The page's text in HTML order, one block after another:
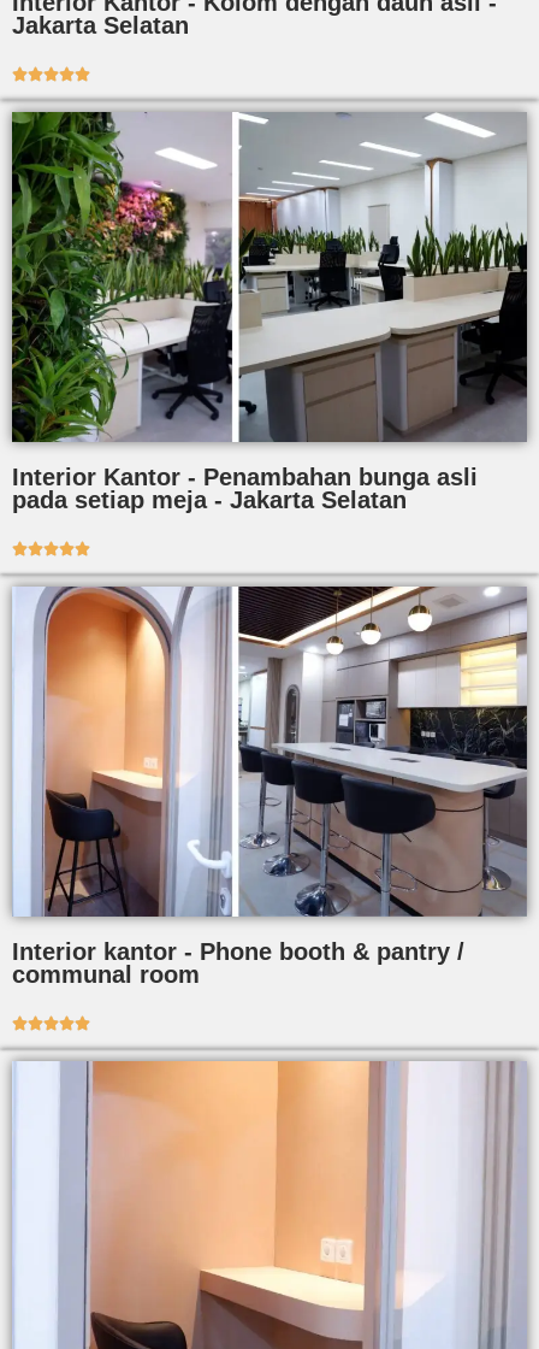
Jakarta Selatan

Interior Kantor - Penambahan bunga asli
pada setiap meja - Jakarta Selatan

Interior kantor - Phone booth & pantry /
communal room
